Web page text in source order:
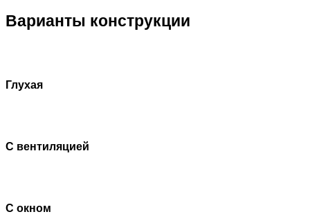
Варианты конструкции
Глухая
С вентиляцией
С окном